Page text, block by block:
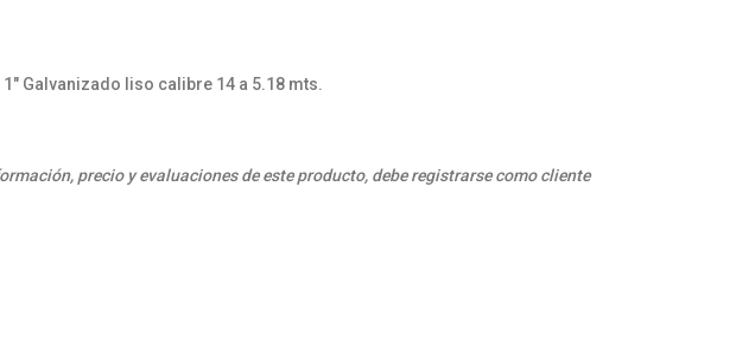
1" Galvanizado liso calibre 14 a 5.18 mts.
precio y evaluaciones de este producto, debe registrarse como cliente